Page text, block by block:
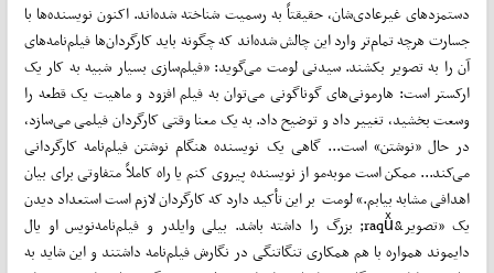
دستمزد‌های غیرعادی‌شان، حقیقتاً به رسمیت شناخته شده‌اند. اکنون نویسنده‌ها با
جسارت هر‌چه تمام‌تر وارد این چالش شده‌اند که چگونه باید کارگردان‌ها فیلم‌نامه‌های
آن را به تصویر بکشند. سیدنی لومت می‌گوید: «فیلم‌سازی بسیار شبیه به کار یک
ارکستر است: هارمونی‌های گوناگونی می‌توان به فیلم افزود و ماهیت یک قطعه را
وسعت بخشید، تغییر داد و توضیح داد. به یک معنا وقتی کارگردان فیلمی می‌سازد،
در حال «نوشتن» است... گاهی یک نویسنده هنگام نوشتن فیلم‌نامه کارگردانی
می‌کند... ممکن است موبه‌مو از نویسنده پیروی کنم یا راه کاملاً متفاوتی برای بیان
اهدافی مشابه بیابم.» لومت بر این تأکید دارد که کارگردان لازم است استعداد دیدن
یک «تصویر&raquͯ; بزرگ را داشته باشد. بیلی وایلدر و فیلم‌نامه‌نویس او یال
دایموند همواره با هم همکاری تنگاتنگی در نگارش فیلم‌نامه داشتند و این شاید به